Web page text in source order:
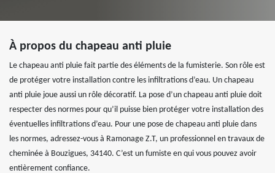
À propos du chapeau anti pluie
Le chapeau anti pluie fait partie des éléments de la fumisterie. Son rôle est
de protéger votre installation contre les infiltrations d’eau. Un chapeau
anti pluie joue aussi un rôle décoratif. La pose d’un chapeau anti pluie doit
respecter des normes pour qu’il puisse bien protéger votre installation des
éventuelles infiltrations d’eau. Pour une pose de chapeau anti pluie dans
les normes, adressez-vous à Ramonage Z.T, un professionnel en travaux de
cheminée à Bouzigues, 34140. C’est un fumiste en qui vous pouvez avoir
entièrement confiance.